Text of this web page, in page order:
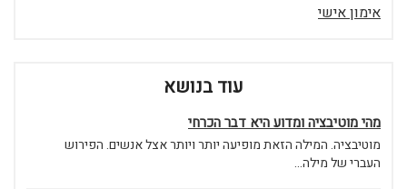
אימון אישי
עוד בנושא
מהי מוטיבציה ומדוע היא דבר הכרחי
מוטיבציה. המילה הזאת מופיעה יותר ויותר אצל אנשים. הפירוש
העברי של מילה...